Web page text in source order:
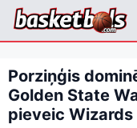
Skip
Porziņģis
Golden State
pieveic Wizards